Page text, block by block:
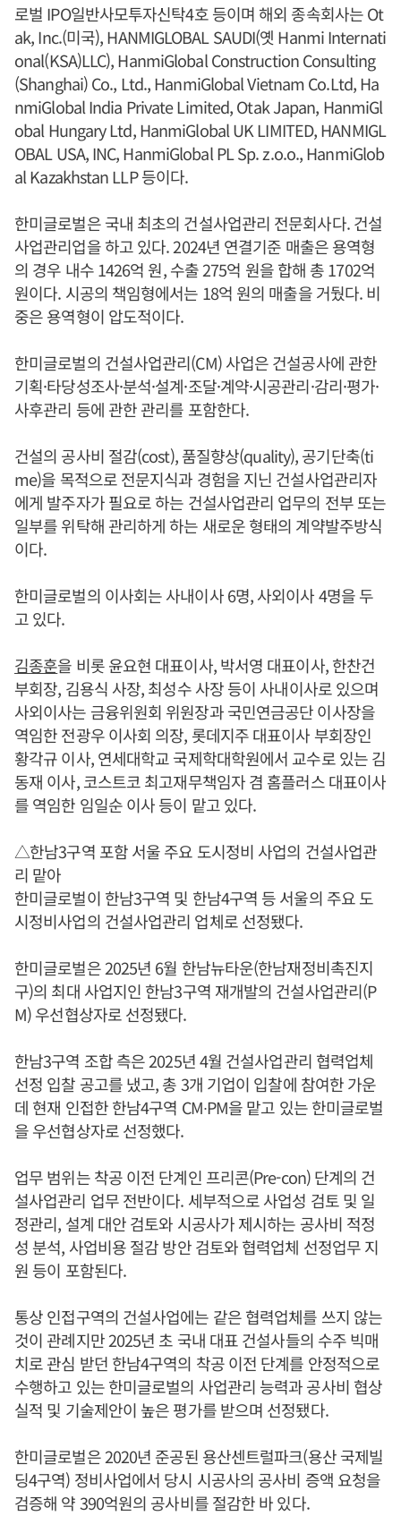
로벌 IPO일반사모투자신탁4호 등이며 해외 종속회사는 Ot
ak, Inc.(미국), HANMIGLOBAL SAUDI(옛 Hanmi Internati
onal(KSA)LLC), HanmiGlobal Construction Consulting
(Shanghai) Co., Ltd., HanmiGlobal Vietnam Co.Ltd, Ha
nmiGlobal India Private Limited, Otak Japan, HanmiGl
obal Hungary Ltd, HanmiGlobal UK LIMITED, HANMIGL
OBAL USA, INC, HanmiGlobal PL Sp. z.o.o., HanmiGlob
al Kazakhstan LLP 등이다.
한미글로벌은 국내 최초의 건설사업관리 전문회사다. 건설
사업관리업을 하고 있다. 2024년 연결기준 매출은 용역형
의 경우 내수 1426억 원, 수출 275억 원을 합해 총 1702억
원이다. 시공의 책임형에서는 18억 원의 매출을 거뒀다. 비
중은 용역형이 압도적이다.
한미글로벌의 건설사업관리(CM) 사업은 건설공사에 관한
기획·타당성조사·분석·설계·조달·계약·시공관리·감리·평가·
사후관리 등에 관한 관리를 포함한다.
건설의 공사비 절감(cost), 품질향상(quality), 공기단축(ti
me)을 목적으로 전문지식과 경험을 지닌 건설사업관리자
에게 발주자가 필요로 하는 건설사업관리 업무의 전부 또는
일부를 위탁해 관리하게 하는 새로운 형태의 계약발주방식
이다.
한미글로벌의 이사회는 사내이사 6명, 사외이사 4명을 두
고 있다.
김종훈을 비롯 윤요현 대표이사, 박서영 대표이사, 한찬건
부회장, 김용식 사장, 최성수 사장 등이 사내이사로 있으며
사외이사는 금융위원회 위원장과 국민연금공단 이사장을
역임한 전광우 이사회 의장, 롯데지주 대표이사 부회장인
황각규 이사, 연세대학교 국제학대학원에서 교수로 있는 김
동재 이사, 코스트코 최고재무책임자 겸 홈플러스 대표이사
를 역임한 임일순 이사 등이 맡고 있다.
△한남3구역 포함 서울 주요 도시정비 사업의 건설사업관
리 맡아
한미글로벌이 한남3구역 및 한남4구역 등 서울의 주요 도
시정비사업의 건설사업관리 업체로 선정됐다.
한미글로벌은 2025년 6월 한남뉴타운(한남재정비촉진지
구)의 최대 사업지인 한남3구역 재개발의 건설사업관리(P
M) 우선협상자로 선정됐다.
한남3구역 조합 측은 2025년 4월 건설사업관리 협력업체
선정 입찰 공고를 냈고, 총 3개 기업이 입찰에 참여한 가운
데 현재 인접한 한남4구역 CM∙PM을 맡고 있는 한미글로벌
을 우선협상자로 선정했다.
업무 범위는 착공 이전 단계인 프리콘(Pre-con) 단계의 건
설사업관리 업무 전반이다. 세부적으로 사업성 검토 및 일
정관리, 설계 대안 검토와 시공사가 제시하는 공사비 적정
성 분석, 사업비용 절감 방안 검토와 협력업체 선정업무 지
원 등이 포함된다.
통상 인접구역의 건설사업에는 같은 협력업체를 쓰지 않는
것이 관례지만 2025년 초 국내 대표 건설사들의 수주 빅매
치로 관심 받던 한남4구역의 착공 이전 단계를 안정적으로
수행하고 있는 한미글로벌의 사업관리 능력과 공사비 협상
실적 및 기술제안이 높은 평가를 받으며 선정됐다.
한미글로벌은 2020년 준공된 용산센트럴파크(용산 국제빌
딩4구역) 정비사업에서 당시 시공사의 공사비 증액 요청을
검증해 약 390억원의 공사비를 절감한 바 있다.